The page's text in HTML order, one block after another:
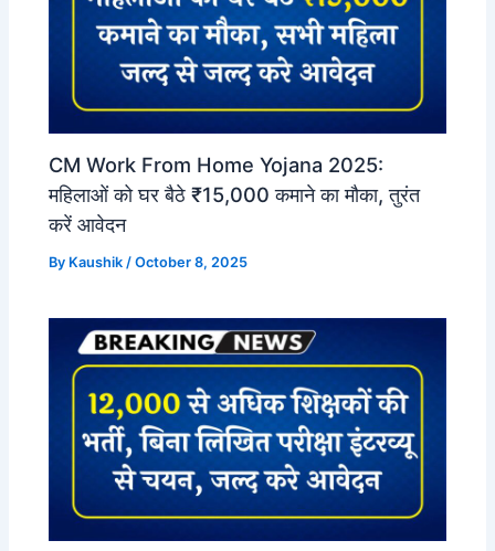
CM Work From Home Yojana 2025:
महिलाओं को घर बैठे ₹15,000 कमाने का मौका, तुरंत
करें आवेदन
By Kaushik/October 8, 2025